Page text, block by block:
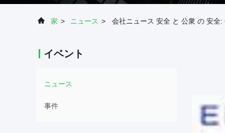
家 > ニュース > 会社ニュース 安全 と 公衆 の 安全:
イベント
ニュース
事件